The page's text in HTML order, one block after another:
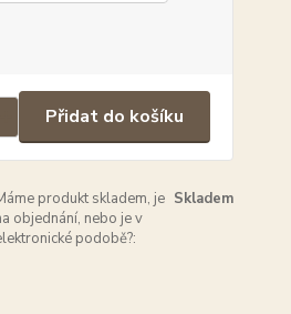
Přidat do košíku
produkt skladem, je
objednání, nebo je v
podobě?:
Skladem